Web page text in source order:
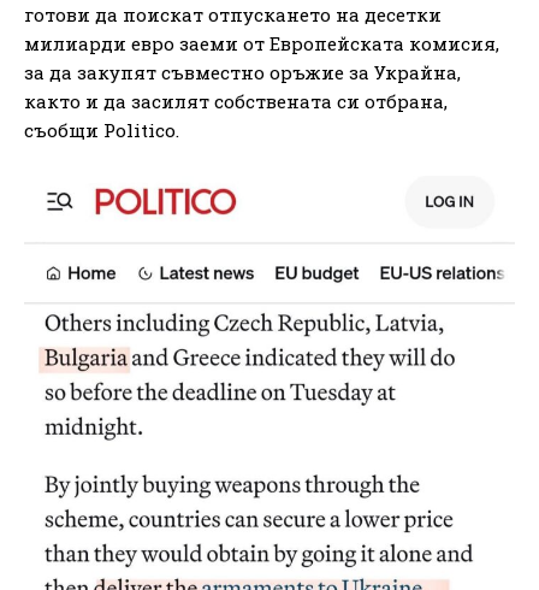
готови да поискат отпускането на десетки
милиарди евро заеми от Европейската комисия,
за да закупят съвместно оръжие за Украйна,
както и да засилят собствената си отбрана,
съобщи Politico.